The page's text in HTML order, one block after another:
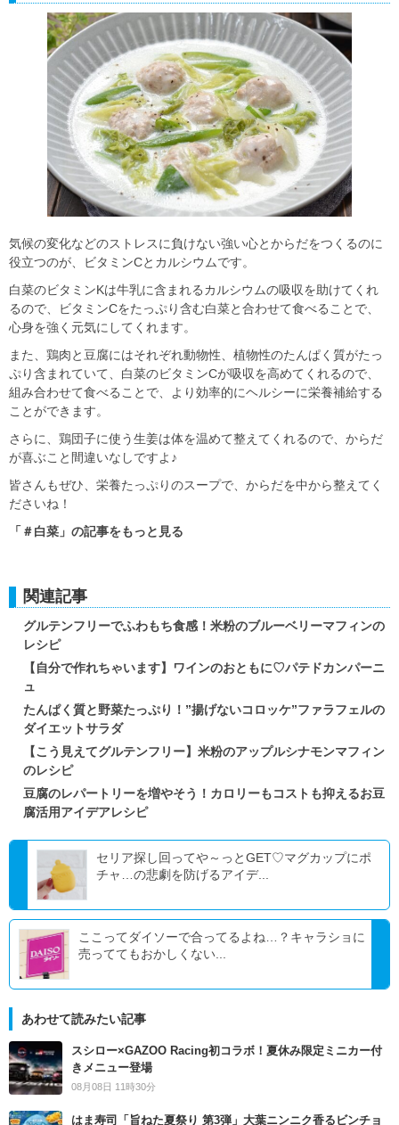
気候の変化などのストレスに負けない強い心とからだをつくるのに
役立つのが、ビタミンCとカルシウムです。
白菜のビタミンKは牛乳に含まれるカルシウムの吸収を助けてくれ
るので、ビタミンCをたっぷり含む白菜と合わせて食べることで、
心身を強く元気にしてくれます。
また、鶏肉と豆腐にはそれぞれ動物性、植物性のたんぱく質がたっ
ぷり含まれていて、白菜のビタミンCが吸収を高めてくれるので、
組み合わせて食べることで、より効率的にヘルシーに栄養補給する
ことができます。
さらに、鶏団子に使う生姜は体を温めて整えてくれるので、からだ
が喜ぶこと間違いなしですよ♪
皆さんもぜひ、栄養たっぷりのスープで、からだを中から整えてく
ださいね！
「＃白菜」の記事をもっと見る
関連記事
グルテンフリーでふわもち食感！米粉のブルーベリーマフィンの
レシピ
【自分で作れちゃいます】ワインのおともに♡パテドカンパーニ
ュ
たんぱく質と野菜たっぷり！”揚げないコロッケ”ファラフェルの
ダイエットサラダ
【こう見えてグルテンフリー】米粉のアップルシナモンマフィン
のレシピ
豆腐のレパートリーを増やそう！カロリーもコストも抑えるお豆
腐活用アイデアレシピ
セリア探し回ってや～っとGET♡マグカップにポ
チャ…の悲劇を防げるアイデ...
ここってダイソーで合ってるよね…？キャラショに
売っててもおかしくない...
あわせて読みたい記事
スシロー×GAZOO Racing初コラボ！夏休み限定ミニカー付
きメニュー登場
08月08日 11時30分
はま寿司「旨ねた夏祭り 第3弾」大葉ニンニク香るビンチョ